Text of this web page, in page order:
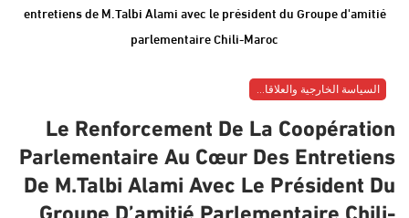
entretiens de M.Talbi Alami avec le président du Groupe d'amitié
parlementaire Chili-Maroc
السياسة الخارجية والعلاقات الدولية
Le Renforcement De La Coopération
Parlementaire Au Cœur Des Entretiens
De M.Talbi Alami Avec Le Président Du